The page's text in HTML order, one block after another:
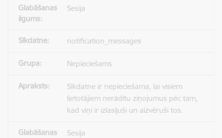
Sesija
notification_messages
Nepieciešams
Sīkdatne ir nepieciešama, lai visiem
lietotājiem nerādītu ziņojumus pēc tam,
kad viņi ir izlasījuši un aizvēruši tos.
Sesija